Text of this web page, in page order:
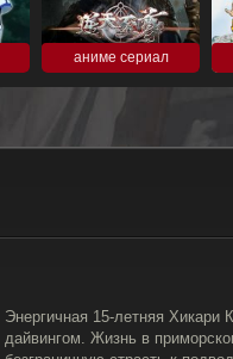
аниме сериал
Энергичная 15-летняя Хикари
дайвингом. Жизнь в